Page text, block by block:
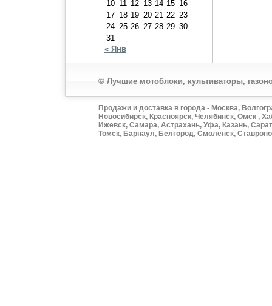
10 11 12 13 14 15 16
17 18 19 20 21 22 23
24 25 26 27 28 29 30
31
« Янв
© Лучшие мотоблоки, культиваторы,
Продажи и доставка в города - Москва,
Новосибирск, Красноярск, Челябинск, Омск ,
Ижевск, Самара, Астрахань, Уфа, Казань,
Томск, Барнаул, Белгород, Смоленск,